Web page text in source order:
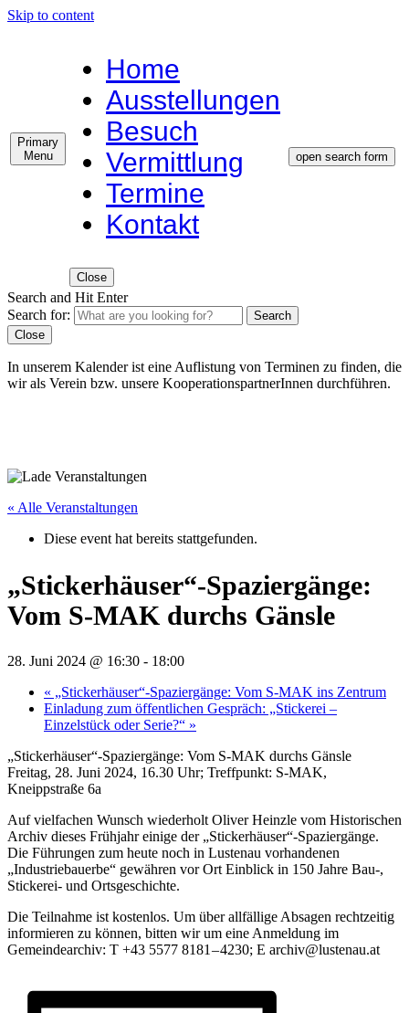
Skip to content
Primary
Menu
Home
Ausstellungen
Besuch
Vermittlung
Termine
Kontakt
Close
open search form
Search and Hit Enter
Search for:
Search
Close
In unserem Kalender ist eine Auflistung von Terminen zu finden, die
wir als Verein bzw. unsere KooperationspartnerInnen durchführen.
« Alle Veranstaltungen
Diese event hat bereits stattgefunden.
„Stickerhäuser“-Spaziergänge:
Vom S‑MAK durchs Gänsle
28. Juni 2024 @ 16:30 - 18:00
« „Stickerhäuser“-Spaziergänge: Vom S‑MAK ins Zentrum
Einladung zum öffentlichen Gespräch: „Stickerei –
Einzelstück oder Serie?“ »
„Stickerhäuser“-Spaziergänge: Vom S‑MAK durchs Gänsle
Freitag, 28. Juni 2024, 16.30 Uhr; Treffpunkt: S‑MAK,
Kneippstraße 6a
Auf vielfachen Wunsch wiederholt Oliver Heinzle vom Historischen
Archiv dieses Frühjahr einige der „Stickerhäuser“-Spaziergänge.
Die Führungen zum heute noch in Lustenau vorhandenen
„Industriebauerbe“ gewähren vor Ort Einblick in 150 Jahre Bau‑,
Stickerei- und Ortsgeschichte.
Die Teilnahme ist kostenlos. Um über allfällige Absagen rechtzeitig
informieren zu können, bitten wir um eine Anmeldung im
Gemeindearchiv: T +43 5577 8181 – 4230; E archiv@lustenau.at